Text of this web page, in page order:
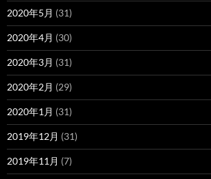
2020年5月 (31)
2020年4月 (30)
2020年3月 (31)
2020年2月 (29)
2020年1月 (31)
2019年12月 (31)
2019年11月 (7)